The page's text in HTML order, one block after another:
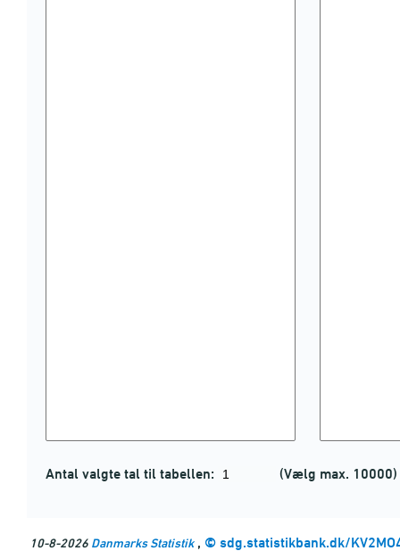
Antal valgte tal til tabellen: (Vælg max. 10000)
10-8-2026 Danmarks Statistik, © sdg.statistikbank.dk/